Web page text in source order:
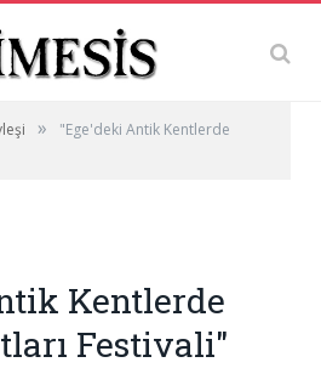
»
"Ege'deki Antik Kentlerde
Kentlerde
Festivali"